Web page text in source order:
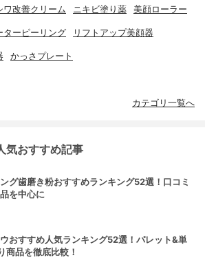
ワ改善クリーム ニキビ塗り薬 美顔ローラー
ターピーリング リフトアップ美顔器
かっさプレート
カテゴリ一覧へ
気おすすめ記事
グ歯磨き粉おすすめランキング52選！口コミ
を中心に
おすすめ人気ランキング52選！パレット&単
商品を徹底比較！